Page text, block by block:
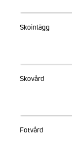
Skoinlägg
Skovård
Fotvård